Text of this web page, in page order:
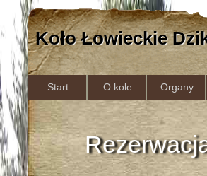
Koło Łowieckie
Start O kole Organy